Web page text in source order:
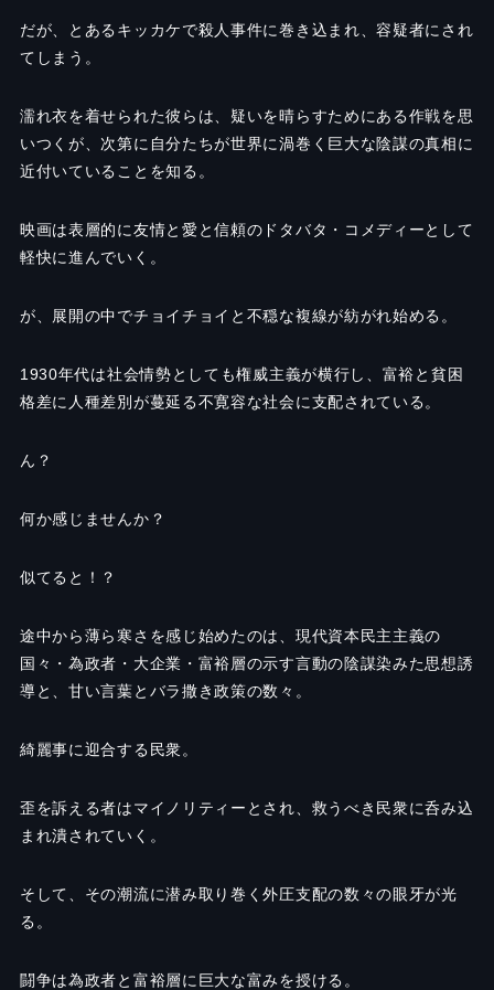
だが、とあるキッカケで殺人事件に巻き込まれ、容疑者にされ
てしまう。
濡れ衣を着せられた彼らは、疑いを晴らすためにある作戦を思
いつくが、次第に自分たちが世界に渦巻く巨大な陰謀の真相に
近付いていることを知る。
映画は表層的に友情と愛と信頼のドタバタ・コメディーとして
軽快に進んでいく。
が、展開の中でチョイチョイと不穏な複線が紡がれ始める。
1930年代は社会情勢としても権威主義が横行し、富裕と貧困
格差に人種差別が蔓延る不寛容な社会に支配されている。
ん？
何か感じませんか？
似てると！？
途中から薄ら寒さを感じ始めたのは、現代資本民主主義の
国々・為政者・大企業・富裕層の示す言動の陰謀染みた思想誘
導と、甘い言葉とバラ撒き政策の数々。
綺麗事に迎合する民衆。
歪を訴える者はマイノリティーとされ、救うべき民衆に呑み込
まれ潰されていく。
そして、その潮流に潜み取り巻く外圧支配の数々の眼牙が光
る。
闘争は為政者と富裕層に巨大な富みを授ける。